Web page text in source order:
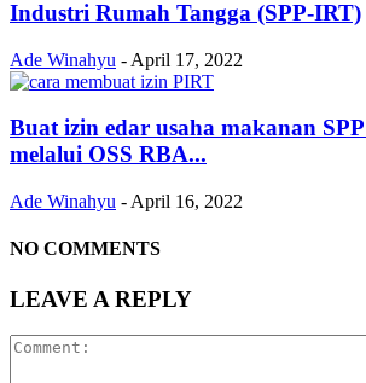
Industri Rumah Tangga (SPP-IRT)
Ade Winahyu - April 17, 2022
Buat izin edar usaha makanan
melalui OSS RBA...
Ade Winahyu - April 16, 2022
NO COMMENTS
LEAVE A REPLY